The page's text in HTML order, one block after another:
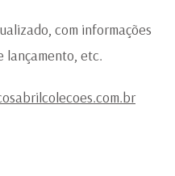
com informações
lançamento, etc.